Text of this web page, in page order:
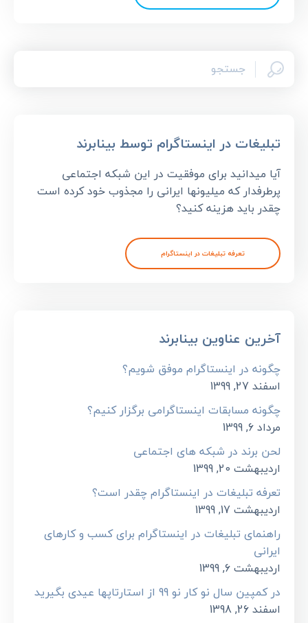
تبلیغات در اینستاگرام توسط بینابرند
آیا میدانید برای موفقیت در این شبکه اجتماعی
پرطرفدار که میلیونها ایرانی را مجذوب خود کرده است
چقدر باید هزینه کنید؟
تعرفه تبلیغات در اینستاگرام
آخرین عناوین بینابرند
چگونه در اینستاگرام موفق شویم؟
اسفند 27, 1399
چگونه مسابقات اینستاگرامی برگزار کنیم؟
مرداد 6, 1399
لحن برند در شبکه های اجتماعی
اردیبهشت 20, 1399
تعرفه تبلیغات در اینستاگرام چقدر است؟
اردیبهشت 17, 1399
راهنمای تبلیغات در اینستاگرام برای کسب و کارهای
ایرانی
اردیبهشت 6, 1399
در کمپین سال نو کار نو 99 از استارتاپها عیدی بگیرید
اسفند 26, 1398